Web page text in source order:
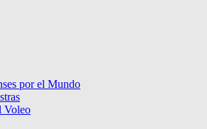
por el Mundo
Voleo